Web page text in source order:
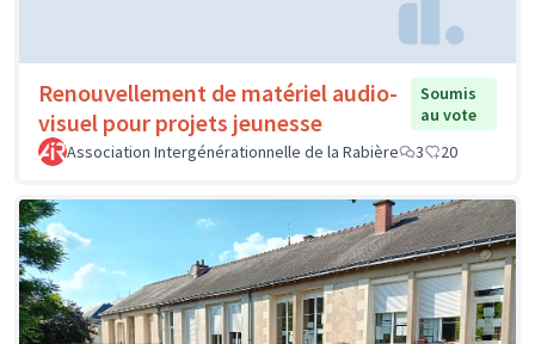
Renouvellement de matériel audio-
visuel pour projets jeunesse
Soumis
au vote
Association Intergénérationnelle de la Rabière
3 20